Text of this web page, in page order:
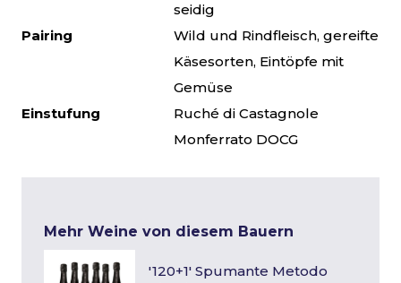
seidig
Pairing
Wild und Rindfleisch, gereifte
Käsesorten, Eintöpfe mit
Gemüse
Einstufung
Ruché di Castagnole
Monferrato DOCG
Mehr Weine von diesem Bauern
'120+1' Spumante Metodo